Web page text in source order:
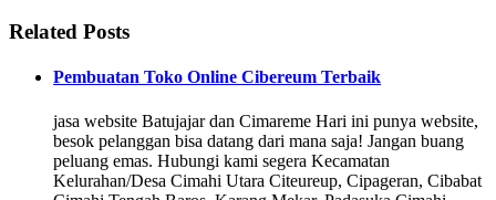
Related Posts
Pembuatan Toko Online Cibereum Terbaik
jasa website Batujajar dan Cimareme Hari ini punya website,
besok pelanggan bisa datang dari mana saja! Jangan buang
peluang emas. Hubungi kami segera Kecamatan
Kelurahan/Desa Cimahi Utara Citeureup, Cipageran, Cibabat